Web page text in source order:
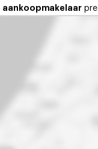
aankoopmakelaar